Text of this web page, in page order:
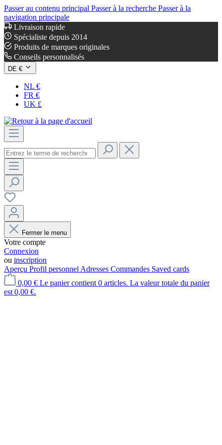
Passer au contenu principal Passer à la recherche Passer à la
navigation principale
Livraison rapide
Spécialiste depuis 2014
Produits de marques originales
Conseils personnalisés
DE €
NL €
FR €
UK £
Fermer le menu
Votre compte
Connexion
ou inscription
Aperçu Profil personnel Adresses Commandes Saved cards
0,00 € Le panier contient 0 articles. La valeur totale du panier
est 0,00 €.